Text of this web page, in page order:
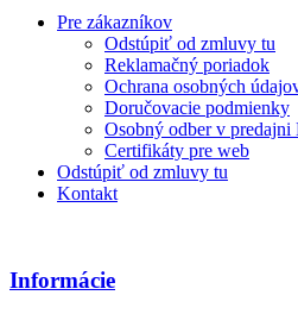
Pre zákazníkov
Odstúpiť od zmluvy tu
Reklamačný poriadok
Ochrana osobných
Doručovacie podmienky
Osobný odber v
Certifikáty pre web
Odstúpiť od zmluvy tu
Kontakt
Informácie